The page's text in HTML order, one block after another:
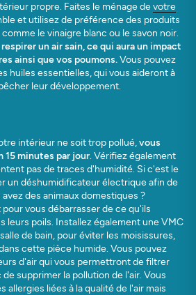
propre. Faites le ménage devotre
et utilisez de préférence des produits
le vinaigre blanc ou le savon noir.
un air sain, ce qui aura un impact
ainsi que vos poumons.Vous pouvez
huiles essentielles, qui vous aideront à
leur développement.
intérieur ne soit trop pollué,vous
15 minutes par jour. Vérifiez également
pas de traces d'humidité. Si c'est le
un déshumidificateur électrique afin de
des animaux domestiques ?
vous débarrasser de ce qu'ils
leurs poils. Installez également une VMC
de bain, pour éviter les moisissures,
cette pièce humide. Vous pouvez
d'air qui vous permettront de filtrer
supprimer la pollution de l'air. Vous
allergies liées à la qualité de l'air mais